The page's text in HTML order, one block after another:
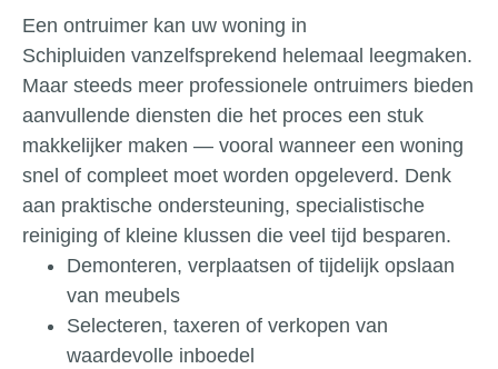
Een ontruimer kan uw woning in
Schipluiden vanzelfsprekend helemaal leegmaken.
Maar steeds meer professionele ontruimers bieden
aanvullende diensten die het proces een stuk
makkelijker maken — vooral wanneer een woning
snel of compleet moet worden opgeleverd. Denk
aan praktische ondersteuning, specialistische
reiniging of kleine klussen die veel tijd besparen.
Demonteren, verplaatsen of tijdelijk opslaan
van meubels
Selecteren, taxeren of verkopen van
waardevolle inboedel